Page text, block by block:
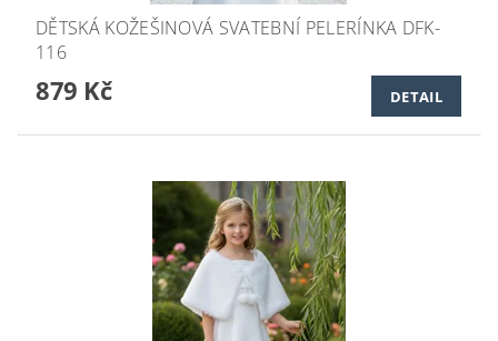
DĚTSKÁ KOŽEŠINOVÁ SVATEBNÍ PELERÍNKA DFK-
116
879 Kč DETAIL